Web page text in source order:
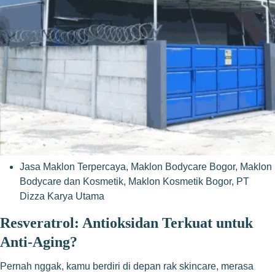
Jasa Maklon Terpercaya, Maklon Bodycare Bogor, Maklon
Bodycare dan Kosmetik, Maklon Kosmetik Bogor, PT
Dizza Karya Utama
Resveratrol: Antioksidan Terkuat untuk
Anti-Aging?
Pernah nggak, kamu berdiri di depan rak skincare, merasa